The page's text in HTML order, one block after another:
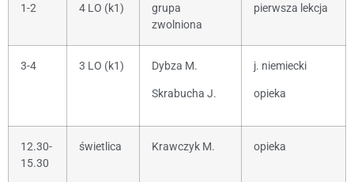
1-2 4 LO (k1)
grupa
zwolniona
pierwsza lekcja
3-4 3 LO (k1) Dybza M.
Skrabucha J.
j. niemiecki
opieka
12.30-
15.30
świetlica Krawczyk M. opieka